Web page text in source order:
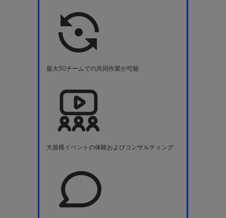
最大50チームでの共同作業が可能
大規模イベントの体験およびコンサルティング